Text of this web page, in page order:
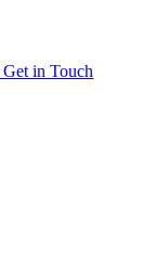
in Touch